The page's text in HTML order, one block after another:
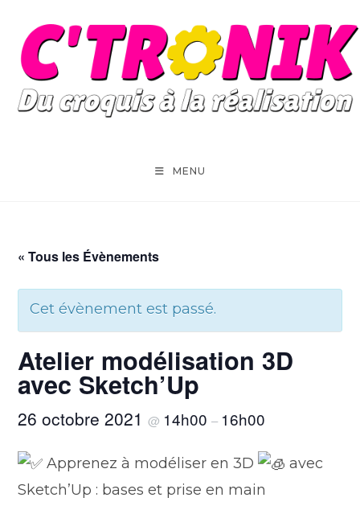
content
MENU
« Tous les Évènements
Cet évènement est passé.
Atelier modélisation 3D
avec Sketch’Up
26 octobre 2021@ 14h00– 16h00
Apprenez à modéliser en 3D
avec
Sketch’Up : bases et prise en main